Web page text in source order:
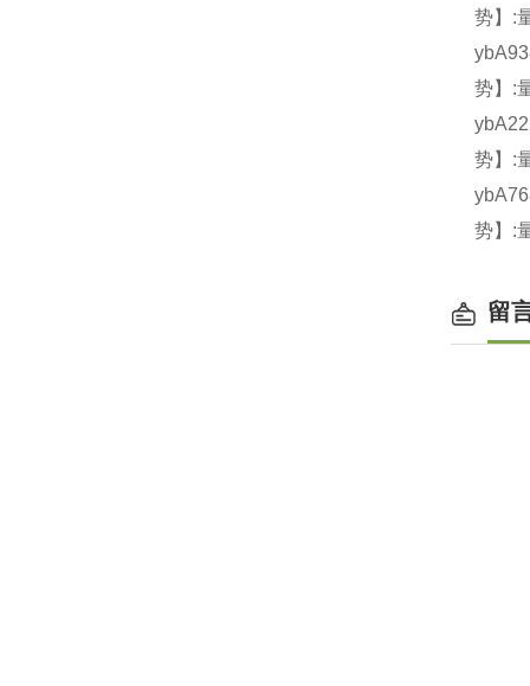
势】:
势】:
势】:
势】:
留